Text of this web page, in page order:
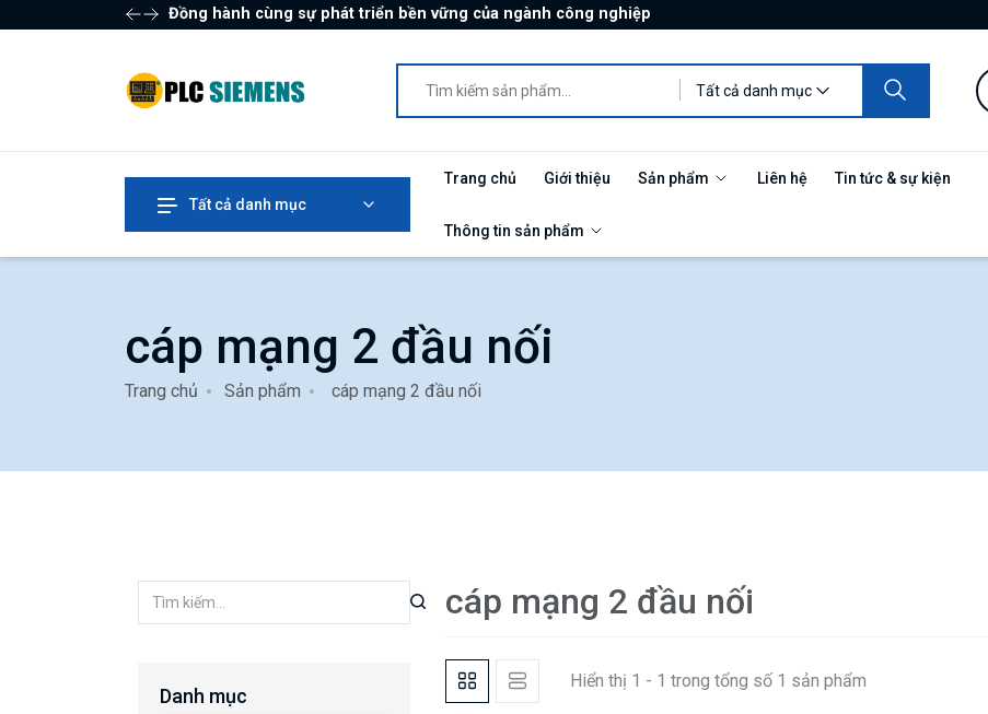
Đồng hành cùng sự phát triển bền vững của ngành công nghiệp
Tất cả danh mục
Tất cả danh mục
Trang chủ Giới thiệu Sản phẩm Liên hệ Tin tức & sự kiện
Thông tin sản phẩm
cáp mạng 2 đầu nối
Trang chủ Sản phẩm cáp mạng 2 đầu nối
Danh mục
cáp mạng 2 đầu nối
Hiển thị 1 - 1 trong tổng số 1 sản phẩm